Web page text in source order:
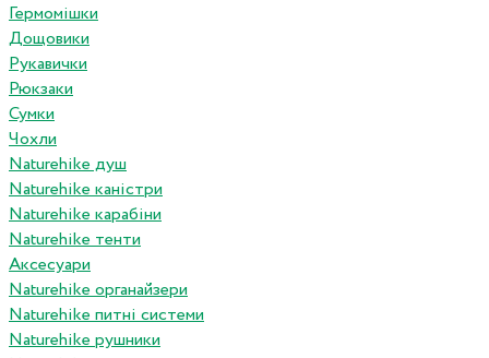
Гермомішки
Дощовики
Рукавички
Рюкзаки
Сумки
Чохли
Naturehike душ
Naturehike каністри
Naturehike карабіни
Naturehike тенти
Аксесуари
Naturehike органайзери
Naturehike питні системи
Naturehike рушники